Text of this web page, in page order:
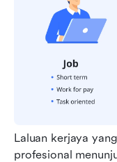
Laluan kerjaya
profesional